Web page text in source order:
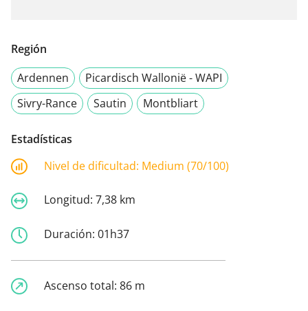
Región
Ardennen
Picardisch Wallonië - WAPI
Sivry-Rance
Sautin Montbliart
Estadísticas
Nivel de dificultad: Medium (70/100)
Longitud: 7,38 km
Duración: 01h37
Ascenso total: 86 m